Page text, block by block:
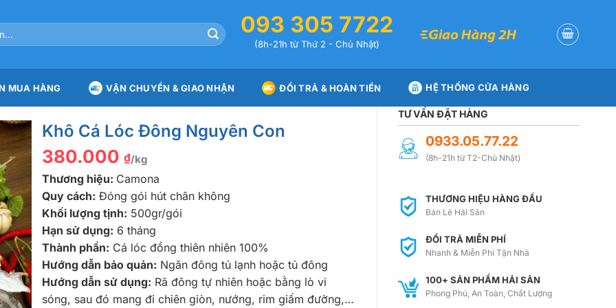
093 305 7722
(8h-21h từ Thứ 2 - Chủ Nhật)
MUA HÀNG VẬN CHUYỂN & GIAO NHẬN ĐỔI TRẢ & HOÀN TIỀN HỆ THỐNG CỬA HÀNG
TƯ VẤN ĐẶT HÀNG
0933.05.77.22
(8h-21h từ T2-Chủ Nhật)
THƯƠNG HIỆU HÀNG ĐẦU
Bán Lẻ Hải Sản
ĐỔI TRẢ MIỄN PHÍ
Nhanh & Miễn Phí Tận Nhà
100+ SẢN PHẨM HẢI SẢN
Phong Phú, An Toàn, Chất Lượng
Khô Cá Lóc Đông Nguyên Con
380.000 ₫/kg
Thương hiệu: Camona
Quy cách: Đóng gói hút chân không
Khối lượng tịnh: 500gr/gói
Hạn sử dụng: 6 tháng
Thành phần: Cá lóc đồng thiên nhiên 100%
Hướng dẫn bảo quản: Ngăn đông tủ lạnh hoặc tủ đông
Hướng dẫn sử dụng: Rã đông tự nhiên hoặc bằng lò vi
sóng, sau đó mang đi chiên giòn, nướng, rim giấm đường,…